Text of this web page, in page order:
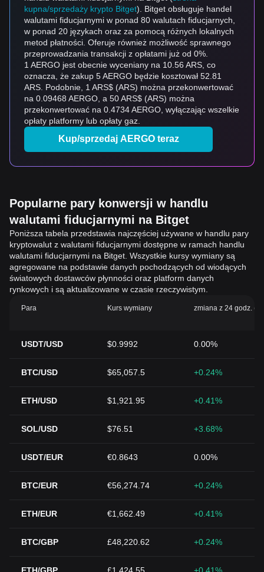
kupna/sprzedaży krypto Bitget). Bitget obsługuje handel
walutami fiducjarnymi w ponad 80 walutach fiducjarnych,
w ponad 20 językach oraz za pomocą różnych lokalnych
metod płatności. Oferuje również możliwość sprawnego
przeprowadzania transakcji z opłatami już od 0%.
1 AERGO jest obecnie wyceniany na 10.56 ARS, co
oznacza, że zakup 5 AERGO będzie kosztował 52.81
ARS. Podobnie, 1 ARS$ (ARS) można przekonwertować
na 0.09468 AERGO, a 50 ARS$ (ARS) można
przekonwertować na 0.4734 AERGO, wyłączając wszelkie
opłaty platformy lub opłaty gaz.
Kup/sprzedaj AERGO teraz
Popularne pary konwersji w handlu
walutami fiducjarnymi na Bitget
Poniższa tabela przedstawia najczęściej używane w handlu pary
kryptowalut z walutami fiducjarnymi dostępne w ramach handlu
walutami fiducjarnymi na Bitget. Wszystkie kursy wymiany są
agregowane na podstawie danych pochodzących od wiodących
światowych dostawców płynności oraz platform danych
rynkowych i są aktualizowane w czasie rzeczywistym.
Para Kurs wymiany zmiana z 24 godz.
USDT/USD $0.9992 0.00%
BTC/USD $65,057.5 +0.24%
ETH/USD $1,921.95 +0.41%
SOL/USD $76.51 +3.68%
USDT/EUR €0.8643 0.00%
BTC/EUR €56,274.74 +0.24%
ETH/EUR €1,662.49 +0.41%
BTC/GBP £48,220.62 +0.24%